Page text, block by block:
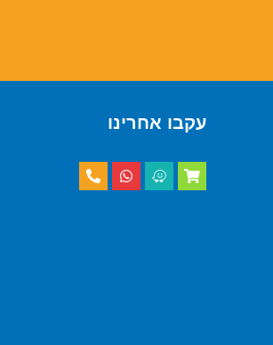
עקבו אחרינו